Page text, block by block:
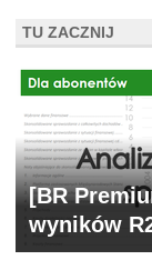
TU ZACZNIJ
[BR
wyników